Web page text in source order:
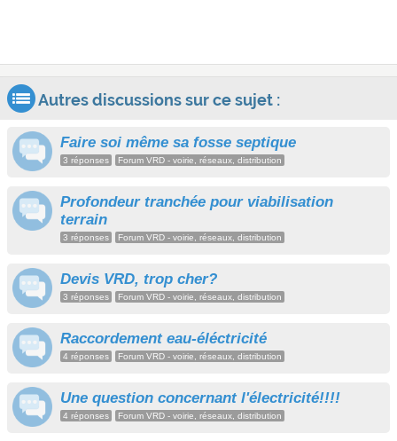
Autres discussions sur ce sujet :
Faire soi même sa fosse septique
3 réponses Forum VRD - voirie, réseaux, distribution
Profondeur tranchée pour viabilisation
terrain
3 réponses Forum VRD - voirie, réseaux, distribution
Devis VRD, trop cher?
3 réponses Forum VRD - voirie, réseaux, distribution
Raccordement eau-éléctricité
4 réponses Forum VRD - voirie, réseaux, distribution
Une question concernant l'électricité!!!!
4 réponses Forum VRD - voirie, réseaux, distribution